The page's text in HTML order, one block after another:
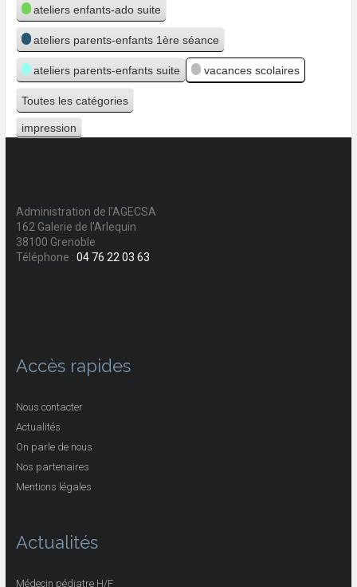
ateliers enfants-ado suite
ateliers parents-enfants 1ère séance
ateliers parents-enfants suite vacances scolaires
Toutes les catégories
Vue
impression
Administration de l'AGECSA
162 Galerie de l'Arlequin
38100 Grenoble
Téléphone : 04 76 22 03 63
Accès rapides
Nous contacter
Actualités
On parle de nous
Nos partenaires
Mentions légales
Actualités
Médecin pédiatre H/F